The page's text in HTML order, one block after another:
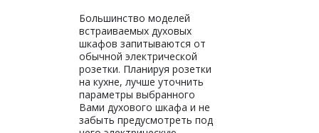
Большинство моделей
встраиваемых духовых
шкафов запитываются от
обычной электрической
розетки. Планируя розетки
на кухне, лучше уточнить
параметры выбранного
Вами духового шкафа и не
забыть предусмотреть под